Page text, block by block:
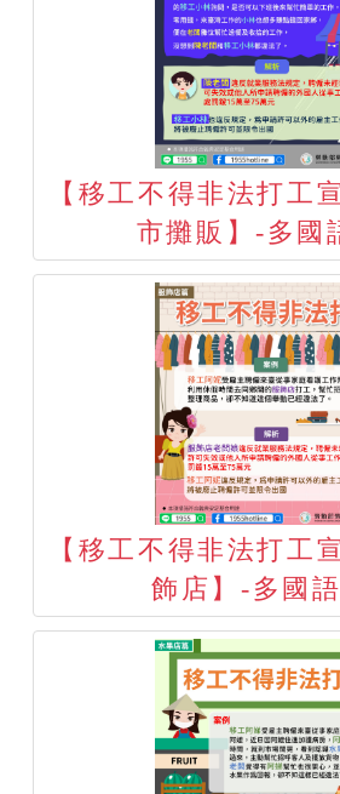
【移工不得非法打工
市攤販】-多國
【移工不得非法打工
飾店】-多國